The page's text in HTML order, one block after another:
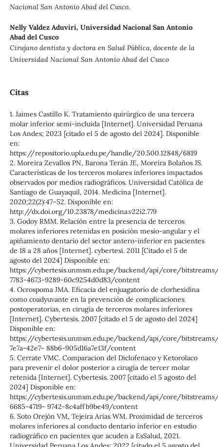
Nacional San Antonio Abad del Cusco.
Nelly Valdez Aduviri, Universidad Nacional San Antonio
Abad del Cusco
Cirujano dentista y doctora en Salud Pública, docente de la
Universidad Nacional San Antonio Abad del Cusco
Citas
1. Jaimes Castillo K. Tratamiento quirúrgico de una tercera
molar inferior semi-incluida [Internet]. Universidad Peruana
Los Andes; 2023 [citado el 5 de agosto del 2024]. Disponible
en:
https://repositorio.upla.edu.pe/handle/20.500.12848/6819
2. Moreira Zevallos PN, Barona Terán JE, Moreira Bolaños JS.
Características de los terceros molares inferiores impactados
observados por medios radiográficos. Universidad Católica de
Santiago de Guayaquil, 2014. Medicina [Internet].
2020;22(2):47–52. Disponible en:
http://dx.doi.org/10.23878/medicina.v22i2.779
3. Godoy RMM. Relación entre la presencia de terceros
molares inferiores retenidas en posición mesio-angular y el
apiñamiento dentario del sector antero-inferior en pacientes
de 18 a 28 años [Internet]. cybertesi. 2011 [Citado el 5 de
agosto del 2024] Disponible en:
https://cybertesis.unmsm.edu.pe/backend/api/core/bitstreams/
7783-4673-9289-60c9254d0d83/content
4. Ocrospoma JMA. Eficacia del enjuagatorio de clorhexidina
como coadyuvante en la prevención de complicaciones
postoperatorias, en cirugía de terceros molares inferiores
[Internet]. Cybertesis. 2007 [citado el 5 de agosto del 2024]
Disponible en:
https://cybertesis.unmsm.edu.pe/backend/api/core/
7e7a-42e7- 88b6-905d16a7e13f/content
5. Cerrate VMC. Comparacion del Diclofenaco y Ketorolaco
para prevenir el dolor posterior a cirugía de tercer molar
retenida [Internet]. Cybertesis. 2007 [citado el 5 agosto del
2024] Disponible en:
https://cybertesis.unmsm.edu.pe/backend/api/core/bitstreams/
6685-4719- 9742-8c4affb9be49/content
6. Soto Orejón VM, Tejeira Arias WM. Proximidad de terceros
molares inferiores al conducto dentario inferior en estudio
radiográfico en pacientes que acuden a EsSalud, 2021.